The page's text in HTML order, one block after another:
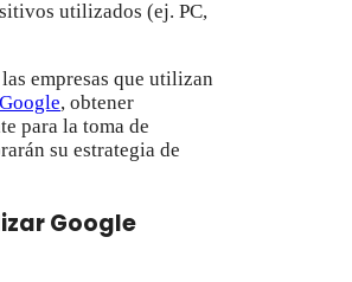
utilizados (ej. PC,
empresas que utilizan
Google, obtener
para la toma de
su estrategia de
Google